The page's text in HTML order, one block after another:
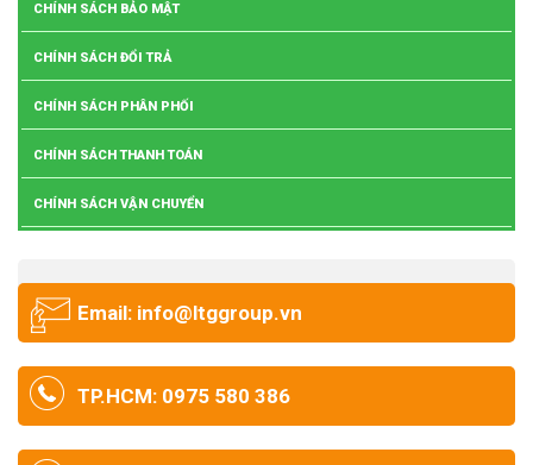
CHÍNH SÁCH BẢO MẬT
CHÍNH SÁCH ĐỔI TRẢ
CHÍNH SÁCH PHÂN PHỐI
CHÍNH SÁCH THANH TOÁN
CHÍNH SÁCH VẬN CHUYỂN
Email: info@ltggroup.vn
TP.HCM: 0975 580 386